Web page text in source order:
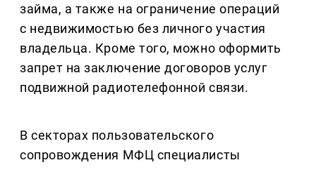
займа, а также на ограничение операций
с недвижимостью без личного участия
владельца. Кроме того, можно оформить
запрет на заключение договоров услуг
подвижной радиотелефонной связи.
В секторах пользовательского
сопровождения МФЦ специалисты